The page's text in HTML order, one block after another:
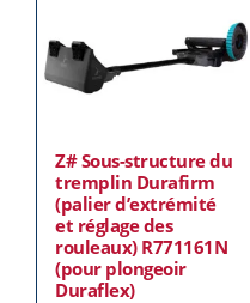
Z# Sous-structure du
tremplin Durafirm
(palier d’extrémité
et réglage des
rouleaux) R771161N
(pour plongeoir
Duraflex)